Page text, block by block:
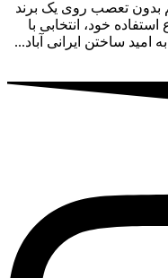
بدون تعصب روی یک برند
خود، انتخابی با
ساختن ایرانی آباد...